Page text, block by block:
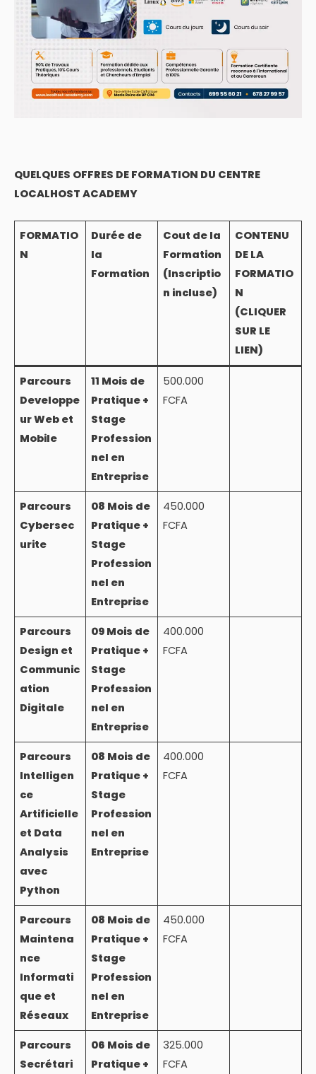
QUELQUES OFFRES DE FORMATION DU CENTRE
LOCALHOST ACADEMY
FORMATIO
N
Durée de
la
Formation
Cout de la
Formation
(Inscriptio
n incluse)
CONTENU
DE LA
FORMATIO
N
(CLIQUER
SUR LE
LIEN)
Parcours
Developpe
ur Web et
Mobile
11 Mois de
Pratique +
Stage
Profession
nel en
Entreprise
500.000
FCFA
Parcours
Cybersec
urite
08 Mois de
Pratique +
Stage
Profession
nel en
Entreprise
450.000
FCFA
Parcours
Design et
Communic
ation
Digitale
09 Mois de
Pratique +
Stage
Profession
nel en
Entreprise
400.000
FCFA
Parcours
Intelligen
ce
Artificielle
et Data
Analysis
avec
Python
08 Mois de
Pratique +
Stage
Profession
nel en
Entreprise
400.000
FCFA
Parcours
Maintena
nce
Informati
que et
Réseaux
08 Mois de
Pratique +
Stage
Profession
nel en
Entreprise
450.000
FCFA
Parcours
Secrétari
06 Mois de
Pratique +
325.000
FCFA